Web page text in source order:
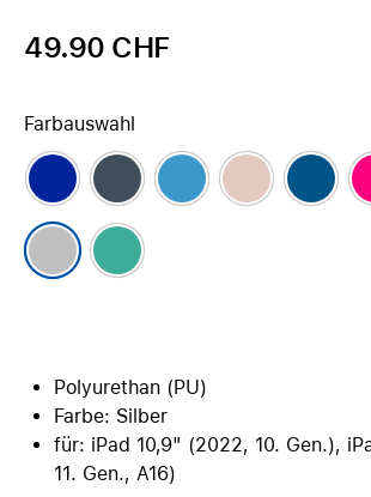
49.90 CHF
Farbauswahl
Polyurethan (PU)
Farbe: Silber
für: iPad 10,9" (2022, 10. Gen.),
11. Gen., A16)